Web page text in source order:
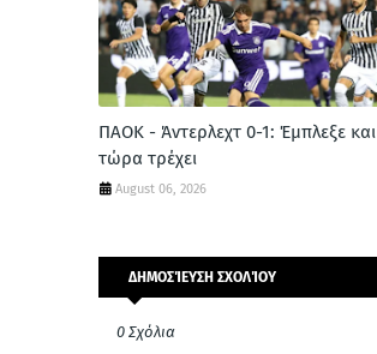
ΠΑΟΚ - Άντερλεχτ 0-1: Έμπλεξε και
τώρα τρέχει
August 06, 2026
ΔΗΜΟΣΊΕΥΣΗ ΣΧΟΛΊΟΥ
0 Σχόλια